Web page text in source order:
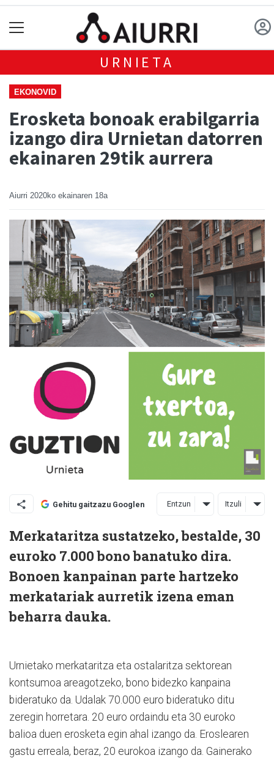
URNIETA
EKONOVID
Erosketa bonoak erabilgarria
izango dira Urnietan datorren
ekainaren 29tik aurrera
Aiurri 2020ko ekainaren 18a
Gehitu gaitzazu Googlen Entzun Itzuli
Merkataritza sustatzeko, bestalde, 30
euroko 7.000 bono banatuko dira.
Bonoen kanpainan parte hartzeko
merkatariak aurretik izena eman
beharra dauka.
Urnietako merkataritza eta ostalaritza sektorean
kontsumoa areagotzeko, bono bidezko kanpaina
bideratuko da. Udalak 70.000 euro bideratuko ditu
zeregin horretara. 20 euro ordaindu eta 30 euroko
balioa duen erosketa egin ahal izango da. Eroslearen
gastu erreala, beraz, 20 eurokoa izango da. Gainerako